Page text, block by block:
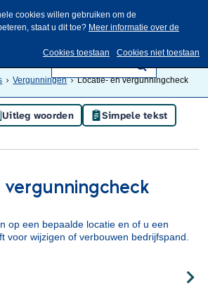
cookies willen gebruiken om de
staat u dit toe? Meer informatie over de
Cookies toestaan
Cookies niet toestaan
Vergunningen Locatie- en vergunningcheck
Uitleg woorden Simpele tekst
op een bepaalde locatie en of u een
voor wijzigen of verbouwen bedrijfspand.